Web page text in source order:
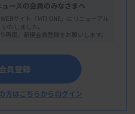
習会世話人会
ースの会員のみなさまへ
サイト「MTJ ONE」にリニューアル
いたしました。
再度、新規会員登録をお願いします。
員登録
方はこちらからログイン